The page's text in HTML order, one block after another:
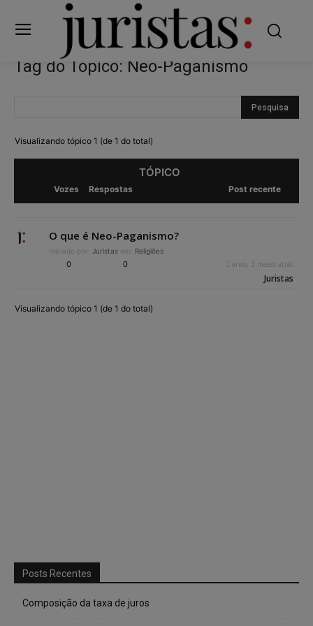
Tag do Tópico: Neo-Paganismo
Visualizando tópico 1 (de 1 do total)
TÓPICO
Vozes Respostas Post recente
O que é Neo-Paganismo?
Iniciado por: Juristas em: Religiões
0 0 2 anos, 3 meses atrás
Juristas
Visualizando tópico 1 (de 1 do total)
Posts Recentes
Composição da taxa de juros